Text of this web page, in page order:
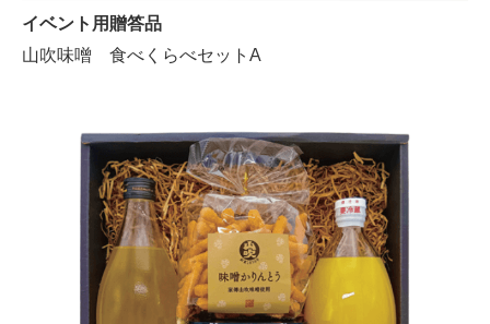
イベント用贈答品
山吹味噌 食べくらべセットA